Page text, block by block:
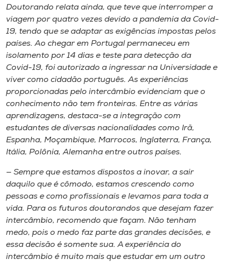
Doutorando relata ainda, que teve que interromper a
viagem por quatro vezes devido a pandemia da Covid-
19, tendo que se adaptar as exigências impostas pelos
países. Ao chegar em Portugal permaneceu em
isolamento por 14 dias e teste para detecção da
Covid-19, foi autorizado a ingressar na Universidade e
viver como cidadão português. As experiências
proporcionadas pelo intercâmbio evidenciam que o
conhecimento não tem fronteiras. Entre as várias
aprendizagens, destaca-se a integração com
estudantes de diversas nacionalidades como Irã,
Espanha, Moçambique, Marrocos, Inglaterra, França,
Itália, Polônia, Alemanha entre outros países.
— Sempre que estamos dispostos a inovar, a sair
daquilo que é cômodo, estamos crescendo como
pessoas e como profissionais e levamos para toda a
vida. Para os futuros doutorandos que desejam fazer
intercâmbio, recomendo que façam. Não tenham
medo, pois o medo faz parte das grandes decisões, e
essa decisão é somente sua. A experiência do
intercâmbio é muito mais que estudar em um outro